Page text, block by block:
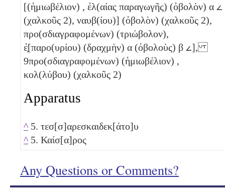
[(ἡμιωβέλιον) , ἐλ(αίας παραγωγῆς) (ὀβολὸν) α 𐅵
(χαλκοῦς 2), ναυβ(ίου)] (ὀβολὸν) (χαλκοῦς 2),
προ(σδιαγραφομένων) (τριώβολον),
ἐ̣[παρο(υρίου) (δραχμὴν) α (ὀβολοὺς) β 𐅵],
9προ(σδιαγραφομένων) (ἡμιωβέλιον) ,
κολ(λύβου) (χαλκοῦς 2)
Apparatus
^ 5. τεσ[σ]αρεσκαιδεκ[άτο]υ
^ 5. Καίσ[α]ρος
Any Questions or Comments?